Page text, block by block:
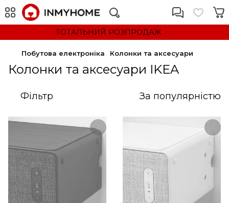
ТОТАЛЬНИЙ РОЗПРОДАЖ
Побутова електроніка Колонки та аксесуари
Колонки та аксесуари IKEA
Фільтр За популярністю